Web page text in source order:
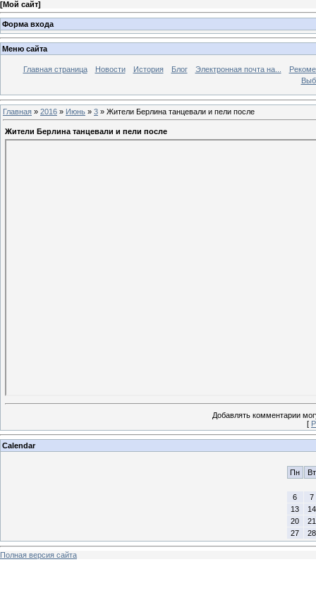
[Мой сайт]
Форма входа
Меню сайта
Главная страница Новости История Блог Электронная почта на...
Главная » 2016 » Июнь » 3 » Жители Берлина танцевали и пели после
Жители Берлина танцевали и пели после
Добавлять комментарии
[
Calendar
Пн Вт
6
7
13
14
20
21
27
28
Полная версия сайта